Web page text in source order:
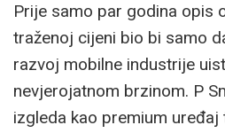
Prije samo par godina opis
traženoj cijeni bio bi samo
razvoj mobilne industrije
nevjerojatnom brzinom. P
izgleda kao premium uređaj